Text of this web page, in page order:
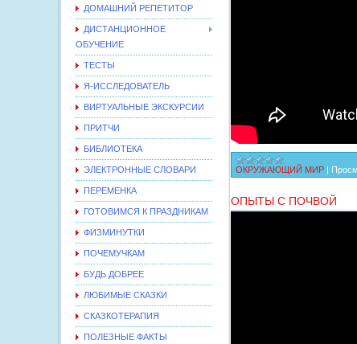
ДОМАШНИЙ РЕПЕТИТОР
ДИСТАНЦИОННОЕ
ОБУЧЕНИЕ
ТЕСТЫ
Я-ИССЛЕДОВАТЕЛЬ
ВИРТУАЛЬНЫЕ ЭКСКУРСИИ
ПРИТЧИ
БИБЛИОТЕКА
ЭЛЕКТРОННЫЕ СЛОВАРИ
ПЕРЕМЕНКА
ГОТОВИМСЯ К ПРАЗДНИКАМ
ФИЗМИНУТКИ
ПОЧЕМУЧКАМ
БУДЬ ДОБРЕЕ
ЛЮБИМЫЕ СКАЗКИ
СКАЗКОТЕРАПИЯ
ПОЛЕЗНЫЕ ФАКТЫ
ОКРУЖАЮЩИЙ МИР |
ОПЫТЫ С ПОЧВОЙ